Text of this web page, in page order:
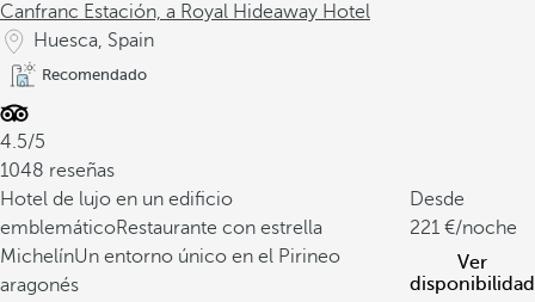
Canfranc Estación, a Royal Hideaway Hotel
Huesca, Spain
Recomendado
4.5/5
1048 reseñas
Hotel de lujo en un edificio
emblemáticoRestaurante con estrella
MichelínUn entorno único en el Pirineo
aragonés
Desde
221
/noche
Ver
disponibilidad